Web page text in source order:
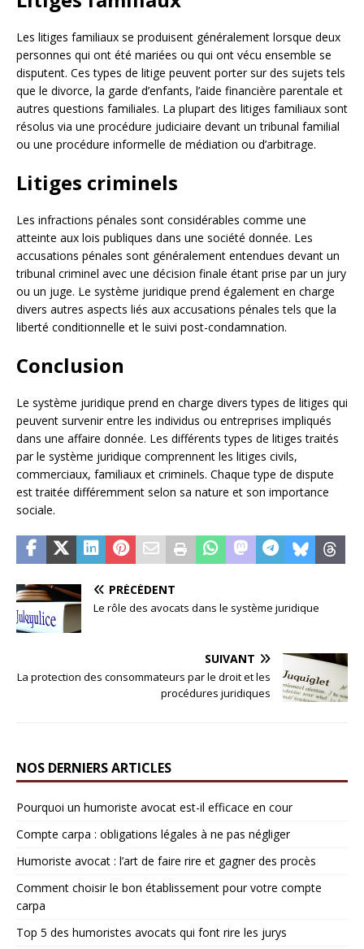
Les litiges familiaux se produisent généralement lorsque deux
personnes qui ont été mariées ou qui ont vécu ensemble se
disputent. Ces types de litige peuvent porter sur des sujets tels
que le divorce, la garde d’enfants, l’aide financière parentale et
autres questions familiales. La plupart des litiges familiaux sont
résolus via une procédure judiciaire devant un tribunal familial
ou une procédure informelle de médiation ou d’arbitrage.
Litiges criminels
Les infractions pénales sont considérables comme une
atteinte aux lois publiques dans une société donnée. Les
accusations pénales sont généralement entendues devant un
tribunal criminel avec une décision finale étant prise par un jury
ou un juge. Le système juridique prend également en charge
divers autres aspects liés aux accusations pénales tels que la
liberté conditionnelle et le suivi post-condamnation.
Conclusion
Le système juridique prend en charge divers types de litiges qui
peuvent survenir entre les individus ou entreprises impliqués
dans une affaire donnée. Les différents types de litiges traités
par le système juridique comprennent les litiges civils,
commerciaux, familiaux et criminels. Chaque type de dispute
est traitée différemment selon sa nature et son importance
sociale.
PRÉCÉDENT
Le rôle des avocats dans le système juridique
SUIVANT
La protection des consommateurs par le droit et les
procédures juridiques
NOS DERNIERS ARTICLES
Pourquoi un humoriste avocat est-il efficace en cour
Compte carpa : obligations légales à ne pas négliger
Humoriste avocat : l’art de faire rire et gagner des procès
Comment choisir le bon établissement pour votre compte
carpa
Top 5 des humoristes avocats qui font rire les jurys